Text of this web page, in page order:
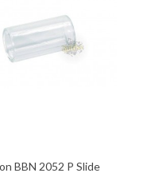
BBN 2052 P Slide